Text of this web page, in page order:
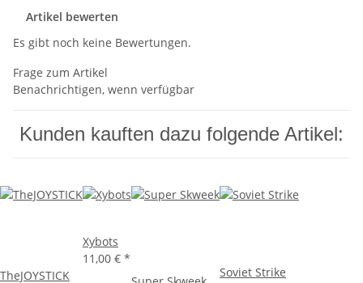
Artikel bewerten
Es gibt noch keine Bewertungen.
Frage zum Artikel
Benachrichtigen, wenn verfügbar
Kunden kauften dazu folgende Artikel:
TheJOYSTICK
Xybots
11,00 € *
Soviet Strike